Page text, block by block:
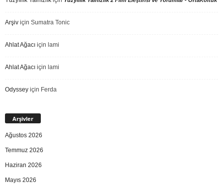
Arşiv için Sumatra Tonic
Ahlat Ağacı için lami
Ahlat Ağacı için lami
Odyssey için Ferda
Arşivler
Ağustos 2026
Temmuz 2026
Haziran 2026
Mayıs 2026